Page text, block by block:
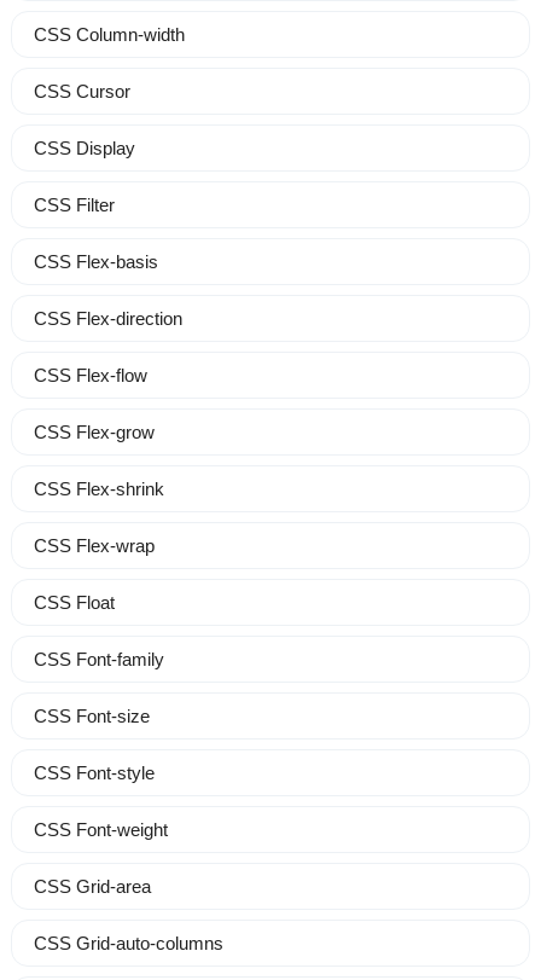
CSS Column-width
CSS Cursor
CSS Display
CSS Filter
CSS Flex-basis
CSS Flex-direction
CSS Flex-flow
CSS Flex-grow
CSS Flex-shrink
CSS Flex-wrap
CSS Float
CSS Font-family
CSS Font-size
CSS Font-style
CSS Font-weight
CSS Grid-area
CSS Grid-auto-columns